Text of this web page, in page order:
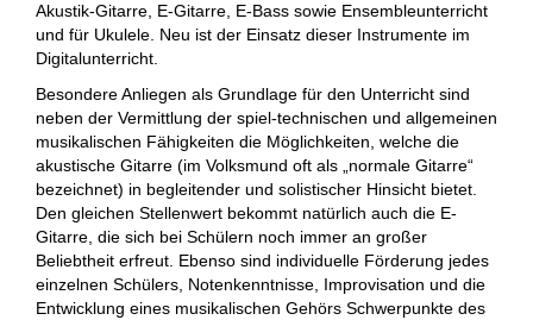
Akustik-Gitarre, E-Gitarre, E-Bass sowie Ensembleunterricht
und für Ukulele. Neu ist der Einsatz dieser Instrumente im
Digitalunterricht.
Besondere Anliegen als Grundlage für den Unterricht sind
neben der Vermittlung der spiel-technischen und allgemeinen
musikalischen Fähigkeiten die Möglichkeiten, welche die
akustische Gitarre (im Volksmund oft als „normale Gitarre“
bezeichnet) in begleitender und solistischer Hinsicht bietet.
Den gleichen Stellenwert bekommt natürlich auch die E-
Gitarre, die sich bei Schülern noch immer an großer
Beliebtheit erfreut. Ebenso sind individuelle Förderung jedes
einzelnen Schülers, Notenkenntnisse, Improvisation und die
Entwicklung eines musikalischen Gehörs Schwerpunkte des